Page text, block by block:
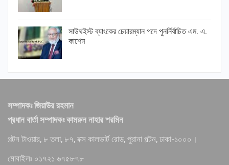
সাউথইস্ট ব্যাংকের চেয়ারম্যান পদে পুনর্নির্বাচিত এম. এ.
কাশেম
সম্পাদকঃ জিয়াউর রহমান
প্রধান বার্তা সম্পাদকঃ কামরুন নাহার শরমিন
পল্টন টাওয়ার, ৮ তলা, ৮৭, বক্স কালভার্ট রোড, পুরানা পল্টন, ঢাকা-১০০০।
মোবাইলঃ ০১৭২১ ৬৭৫৮৭৮